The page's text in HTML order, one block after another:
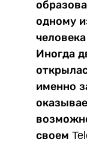
одному
Иногда
именно
своем